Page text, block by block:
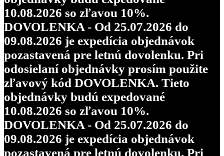
10.08.2026 so zľavou 10%.
DOVOLENKA - Od 25.07.2026 do
09.08.2026 je expedícia objednávok
pozastavená pre letnú dovolenku. Pri
odosielaní objednávky prosím použite
zľavový kód DOVOLENKA. Tieto
objednávky budú expedované
10.08.2026 so zľavou 10%.
DOVOLENKA - Od 25.07.2026 do
09.08.2026 je expedícia objednávok
pozastavená pre letnú dovolenku. Pri